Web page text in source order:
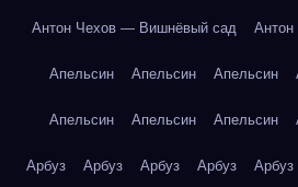
Антон Чехов — Вишнёвый сад
Апельсин Апельсин Апельсин
Апельсин Апельсин Апельсин
Арбуз Арбуз Арбуз Арбуз Арбуз